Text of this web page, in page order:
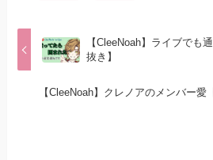
【CleeNoah】ライブでも
抜き】
【CleeNoah】クレノアのメンバー愛